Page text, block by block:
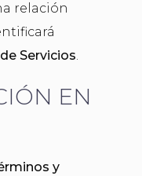
relación
Servicios.
EN
y